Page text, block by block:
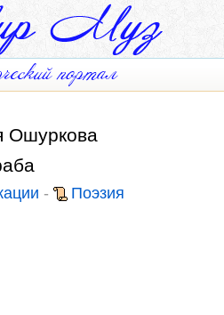
Ошуркова
- Поэзия